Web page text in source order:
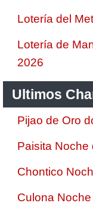
Lotería del
Lotería de
2026
Ultimos
Pijao de Oro
Paisita Noche
Chontico
Culona